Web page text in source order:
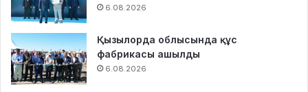
6.08.2026
Қызылорда облысында құс
фабрикасы ашылды
6.08.2026